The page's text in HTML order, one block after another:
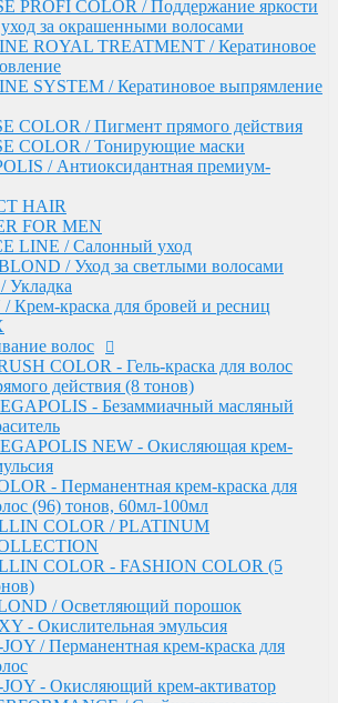
- Перманентная крем-краска для
(96) тонов, 60мл-100мл
COLOR / PLATINUM COLLECTION
COLOR - FASHION COLOR (5
/ Осветляющий порошок
- Окислительная эмульсия
/ Перманентная крем-краска для
- Окисляющий крем-активатор
/ Стойкая крем-краска
/ Осветление
/ Окисляющая эмульсия
TOUCH - Безаммиачный стойкий
TOUCH - Безаммиачный
Крем
TOUCH / Окисляющая Крем-Эмульсия
pre-color - Флюид-препигментатор
SPA / Сандал для волос и кожи голоаы
SPA / Сандал для тела
/ Для лица
/ Краситель для волос и бороды
BODY / Волосы & Тело
/ Борода, Усы, Бритье
/ Стайлинговые средства
& Аксессуары
Для поврежденных волос
удаления красителя
Oil / Уход и стайлинг
PROFI COLOR / Поддержание яркости
за окрашенными волосами
ROYAL TREATMENT / Кератиновое
SYSTEM / Кератиновое выпрямление
COLOR / Пигмент прямого действия
COLOR / Тонирующие маски
/ Антиоксидантная премиум-
HAIR
FOR MEN
LINE / Салонный уход
/ Уход за светлыми волосами
Укладка
Крем-краска для бровей и ресниц
волос
COLOR - Гель-краска для волос
действия (8 тонов)
- Безаммиачный масляный
NEW - Окисляющая крем-
- Перманентная крем-краска для
(96) тонов, 60мл-100мл
COLOR / PLATINUM
COLOR - FASHION COLOR (5
/ Осветляющий порошок
- Окислительная эмульсия
/ Перманентная крем-краска для
- Окисляющий крем-активатор